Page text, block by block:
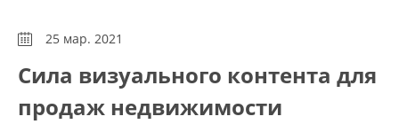
25 мар. 2021
Сила визуального контента для
продаж недвижимости